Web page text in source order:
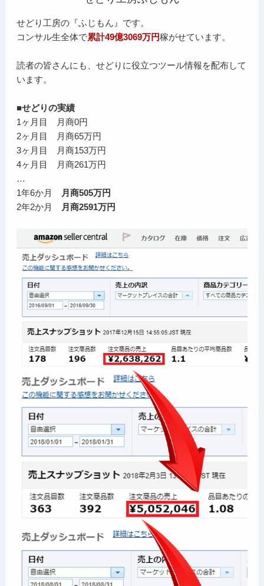
せどり工房の『ふじもん』です。
コンサル生全体で累計49億3069万円稼がせています。
読者の皆さんにも、せどりに役立つツール情報を配布して
います。
■せどりの実績
1ヶ月目 月商0円
2ヶ月目 月商65万円
3ヶ月目 月商153万円
4ヶ月目 月商261万円
…
1年6か月
月商505万円
2年2か月
月商2591万円